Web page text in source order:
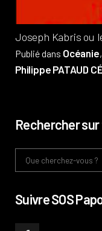
Joseph Kabris ou
Publié dans Océanie,
Philippe PATAUD
Rechercher
Suivre SOS